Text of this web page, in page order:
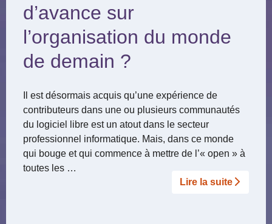
d’avance sur
l’organisation du monde
de demain ?
Il est désormais acquis qu’une expérience de
contributeurs dans une ou plusieurs communautés
du logiciel libre est un atout dans le secteur
professionnel informatique. Mais, dans ce monde
qui bouge et qui commence à mettre de l’« open » à
toutes les …
Lire la suite­­